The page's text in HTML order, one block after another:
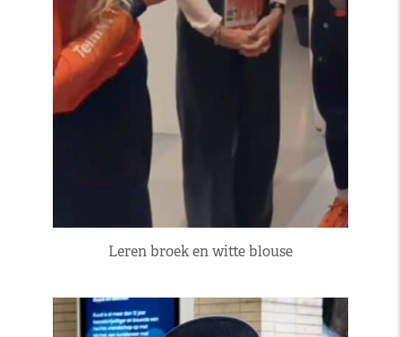
Leren broek en witte blouse